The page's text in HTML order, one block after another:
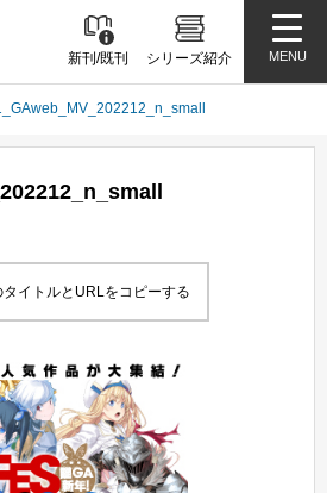
新刊/既刊 シリーズ紹介 MENU
タイトルとURLをコピーする